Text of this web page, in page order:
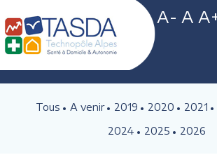
A- A
Tous A venir 2019 2020 2021
2024
2025 2026